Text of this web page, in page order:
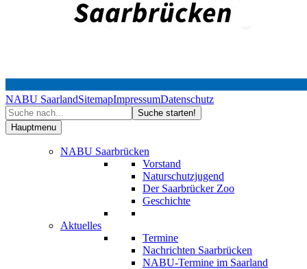
NABU SaarlandSitemapImpressumDatenschutz
Hauptmenu
NABU Saarbrücken
Vorstand
Naturschutzjugend
Der Saarbrücker Zoo
Geschichte
Aktuelles
Termine
Nachrichten Saarbrücken
NABU-Termine im Saarland